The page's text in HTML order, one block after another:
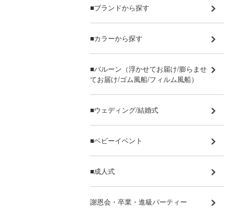
■ブランドから探す
■カラーから探す
■バルーン（浮かせてお届け/膨らませ
てお届け/ゴム風船/フィルム風船）
■ウェディング/結婚式
■ベビーイベント
■成人式
謝恩会・卒業・進級パーティー